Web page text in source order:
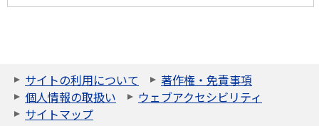
サイトの利用について
著作権・免責事項
個人情報の取扱い
ウェブアクセシビリティ
サイトマップ